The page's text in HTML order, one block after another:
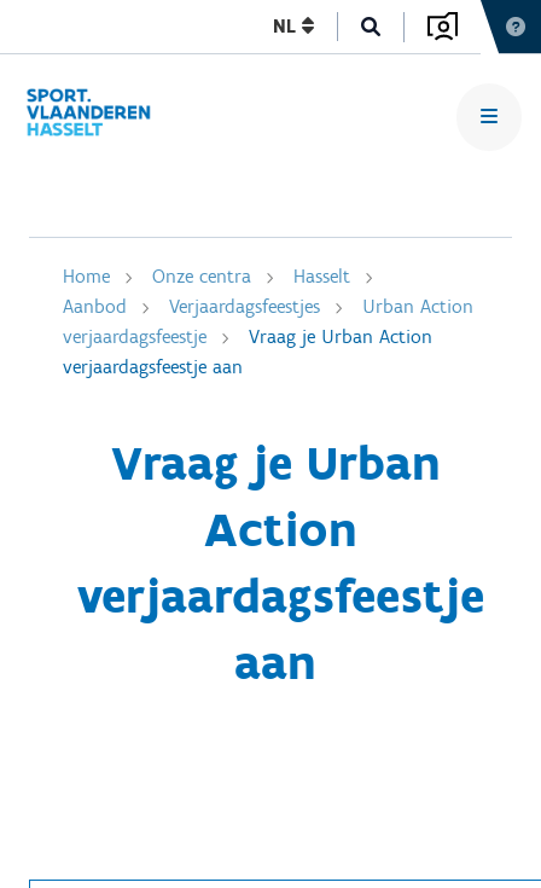
NL
Home Onze centra
Hasselt
Aanbod
Verjaardagsfeestjes
Urban Action
verjaardagsfeestje
Vraag je Urban Action
verjaardagsfeestje aan
Vraag je Urban
Action
verjaardagsfeestje
aan